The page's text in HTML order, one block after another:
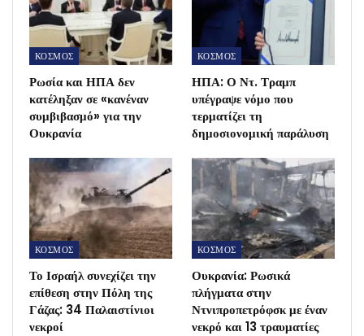
ΚΟΣΜΟΣ
Ρωσία και ΗΠΑ δεν
κατέληξαν σε «κανέναν
συμβιβασμό» για την
Ουκρανία
ΚΟΣΜΟΣ
ΗΠΑ: Ο Ντ. Τραμπ
υπέγραψε νόμο που
τερματίζει τη
δημοσιονομική παράλυση
ΚΟΣΜΟΣ
Το Ισραήλ συνεχίζει την
επίθεση στην Πόλη της
Γάζας: 34 Παλαιστίνιοι
νεκροί
ΚΟΣΜΟΣ
Ουκρανία: Ρωσικά
πλήγματα στην
Ντνιπροπετρόφσκ με έναν
νεκρό και 13 τραυματίες